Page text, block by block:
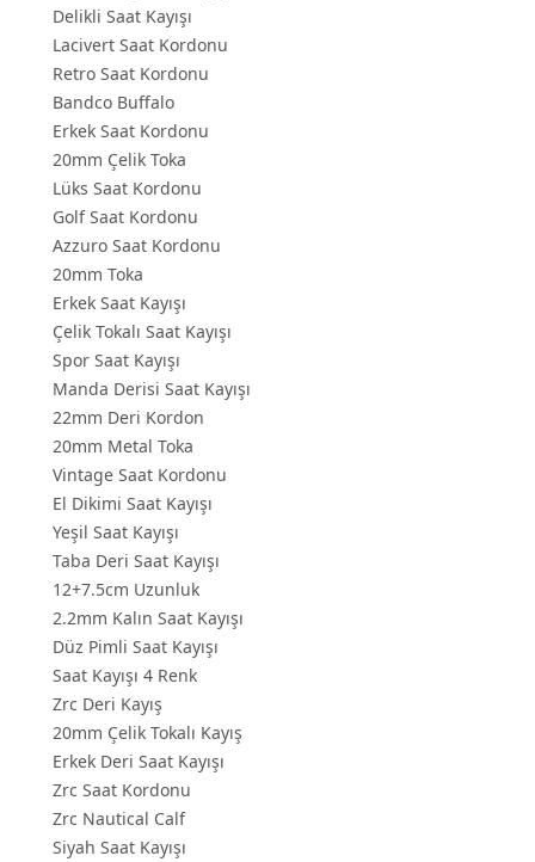
Delikli Saat Kayışı
Lacivert Saat Kordonu
Retro Saat Kordonu
Bandco Buffalo
Erkek Saat Kordonu
20mm Çelik Toka
Lüks Saat Kordonu
Golf Saat Kordonu
Azzuro Saat Kordonu
20mm Toka
Erkek Saat Kayışı
Çelik Tokalı Saat Kayışı
Spor Saat Kayışı
Manda Derisi Saat Kayışı
22mm Deri Kordon
20mm Metal Toka
Vintage Saat Kordonu
El Dikimi Saat Kayışı
Yeşil Saat Kayışı
Taba Deri Saat Kayışı
12+7.5cm Uzunluk
2.2mm Kalın Saat Kayışı
Düz Pimli Saat Kayışı
Saat Kayışı 4 Renk
Zrc Deri Kayış
20mm Çelik Tokalı Kayış
Erkek Deri Saat Kayışı
Zrc Saat Kordonu
Zrc Nautical Calf
Siyah Saat Kayışı